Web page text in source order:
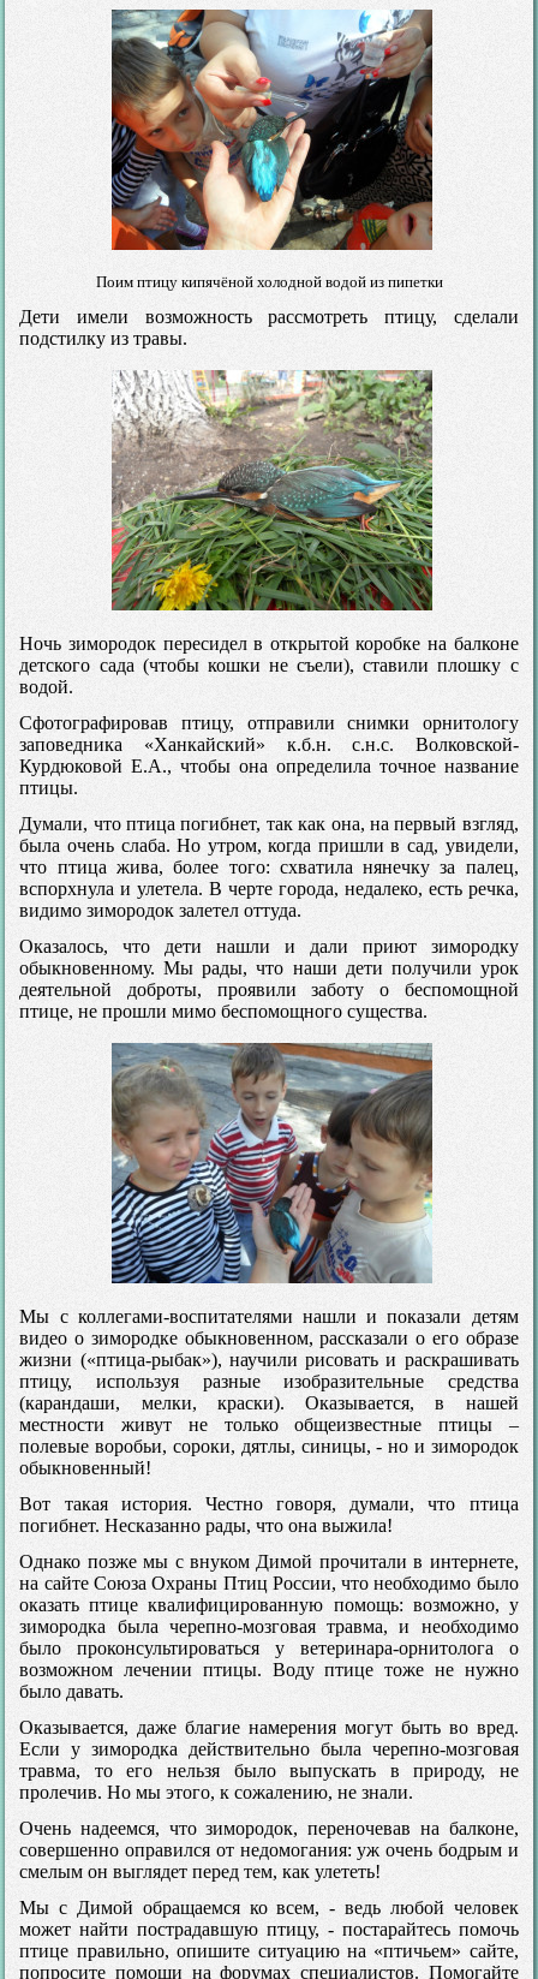
Поим птицу кипячёной холодной водой из пипетки
Дети имели возможность рассмотреть птицу, сделали
подстилку из травы.
Ночь зимородок пересидел в открытой коробке на балконе
детского сада (чтобы кошки не съели), ставили плошку с
водой.
Сфотографировав птицу, отправили снимки орнитологу
заповедника «Ханкайский» к.б.н. с.н.с. Волковской-
Курдюковой Е.А., чтобы она определила точное название
птицы.
Думали, что птица погибнет, так как она, на первый взгляд,
была очень слаба. Но утром, когда пришли в сад, увидели,
что птица жива, более того: схватила нянечку за палец,
вспорхнула и улетела. В черте города, недалеко, есть речка,
видимо зимородок залетел оттуда.
Оказалось, что дети нашли и дали приют зимородку
обыкновенному. Мы рады, что наши дети получили урок
деятельной доброты, проявили заботу о беспомощной
птице, не прошли мимо беспомощного существа.
Мы с коллегами-воспитателями нашли и показали детям
видео о зимородке обыкновенном, рассказали о его образе
жизни («птица-рыбак»), научили рисовать и раскрашивать
птицу, используя разные изобразительные средства
(карандаши, мелки, краски). Оказывается, в нашей
местности живут не только общеизвестные птицы –
полевые воробьи, сороки, дятлы, синицы, - но и зимородок
обыкновенный!
Вот такая история. Честно говоря, думали, что птица
погибнет. Несказанно рады, что она выжила!
Однако позже мы с внуком Димой прочитали в интернете,
на сайте Союза Охраны Птиц России, что необходимо было
оказать птице квалифицированную помощь: возможно, у
зимородка была черепно-мозговая травма, и необходимо
было проконсультироваться у ветеринара-орнитолога о
возможном лечении птицы. Воду птице тоже не нужно
было давать.
Оказывается, даже благие намерения могут быть во вред.
Если у зимородка действительно была черепно-мозговая
травма, то его нельзя было выпускать в природу, не
пролечив. Но мы этого, к сожалению, не знали.
Очень надеемся, что зимородок, переночевав на балконе,
совершенно оправился от недомогания: уж очень бодрым и
смелым он выглядет перед тем, как улететь!
Мы с Димой обращаемся ко всем, - ведь любой человек
может найти пострадавшую птицу, - постарайтесь помочь
птице правильно, опишите ситуацию на «птичьем» сайте,
попросите помощи на форумах специалистов. Помогайте